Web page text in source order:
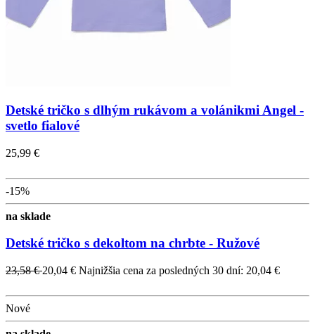
Detské tričko s dlhým rukávom a volánikmi Angel -
svetlo fialové
25,99 €
-15%
na sklade
Detské tričko s dekoltom na chrbte - Ružové
23,58 €20,04 € Najnižšia cena za posledných 30 dní: 20,04 €
Nové